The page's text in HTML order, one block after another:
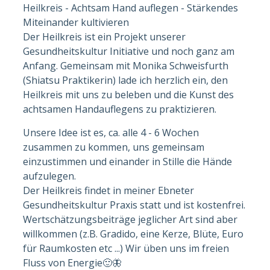
Heilkreis - Achtsam Hand auflegen - Stärkendes
Miteinander kultivieren
Der Heilkreis ist ein Projekt unserer
Gesundheitskultur Initiative und noch ganz am
Anfang. Gemeinsam mit Monika Schweisfurth
(Shiatsu Praktikerin) lade ich herzlich ein, den
Heilkreis mit uns zu beleben und die Kunst des
achtsamen Handauflegens zu praktizieren.
Unsere Idee ist es, ca. alle 4 - 6 Wochen
zusammen zu kommen, uns gemeinsam
einzustimmen und einander in Stille die Hände
aufzulegen.
Der Heilkreis findet in meiner Ebneter
Gesundheitskultur Praxis statt und ist kostenfrei.
Wertschätzungsbeiträge jeglicher Art sind aber
willkommen (z.B. Gradido, eine Kerze, Blüte, Euro
für Raumkosten etc ...) Wir üben uns im freien
Fluss von Energie🙂🦋